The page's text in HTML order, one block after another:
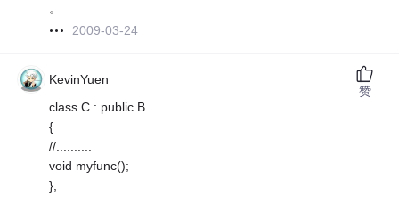
。
2009-03-24
KevinYuen
class C : public B
{
//..........
void myfunc();
};
赞